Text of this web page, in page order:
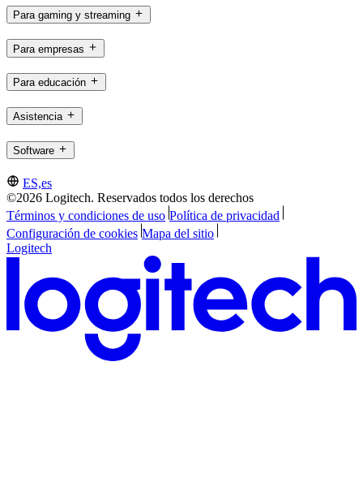
Para gaming y streaming
Para empresas
Para educación
Asistencia
Software
ES,es
©2026 Logitech. Reservados todos los derechos
Términos y condiciones de uso Política de privacidad
Configuración de cookies Mapa del sitio
Logitech